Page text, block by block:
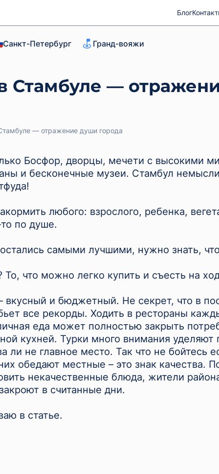
Блог
Санкт-Петербург Гранд-вояжи
Стамбуле —
— отражение души города
Босфор, дворцы, мечети с высокими
и бесконечные музеи. Стамбул
любого: взрослого, ребенка,
по душе.
самыми лучшими, нужно знать,
То, что можно легко купить и съесть на
вкусный и бюджетный. Не секрет, что в
все рекорды. Ходить в рестораны
еда может полностью закрыть
кухней. Турки много внимания уделяют
ли не главное место. Так что не бойтесь
обедают местные – это знак качества.
некачественные блюда, жители
в считанные дни.
в статье.